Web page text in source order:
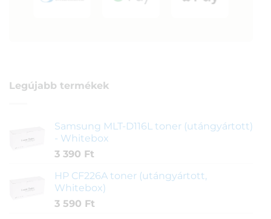
Legújabb termékek
Samsung MLT-D116L toner (utángyártott)
- Whitebox
3 390 Ft
HP CF226A toner (utángyártott,
Whitebox)
3 590 Ft